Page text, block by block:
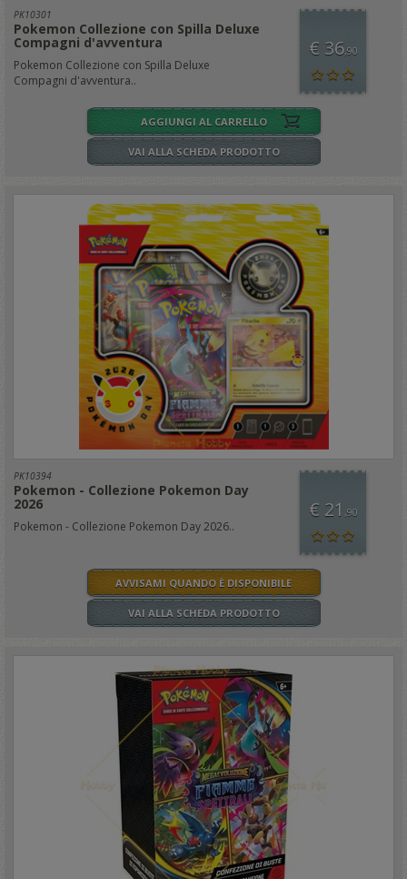
PK10301
Pokemon Collezione con Spilla Deluxe
Compagni d'avventura
Pokemon Collezione con Spilla Deluxe
Compagni d'avventura..
€ 36,90
AGGIUNGI AL CARRELLO
VAI ALLA SCHEDA PRODOTTO
PK10394
Pokemon - Collezione Pokemon Day
2026
Pokemon - Collezione Pokemon Day 2026..
€ 21 ,90
AVVISAMI QUANDO È DISPONIBILE
VAI ALLA SCHEDA PRODOTTO